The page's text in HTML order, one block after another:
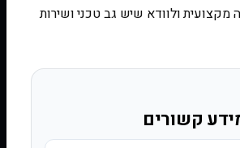
ולוודא שיש גב טכני ושירות
קשורים